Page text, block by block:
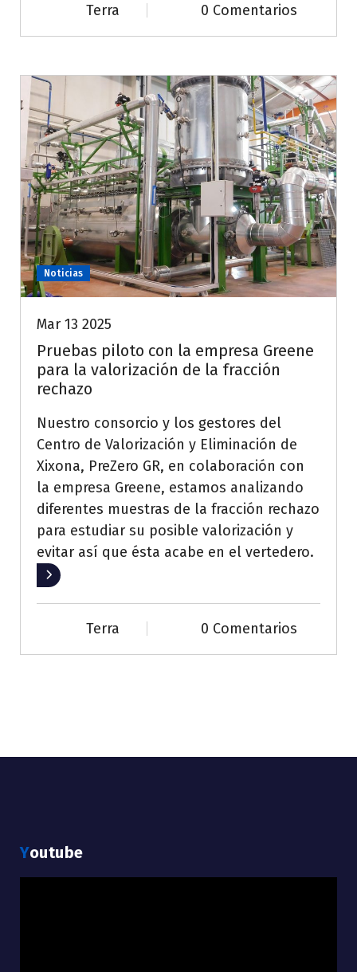
Terra 0 Comentarios
Noticias
Mar 13 2025
Pruebas piloto con la empresa Greene
para la valorización de la fracción
rechazo
Nuestro consorcio y los gestores del
Centro de Valorización y Eliminación de
Xixona, PreZero GR, en colaboración con
la empresa Greene, estamos analizando
diferentes muestras de la fracción rechazo
para estudiar su posible valorización y
evitar así que ésta acabe en el vertedero.
Leer más
Terra 0 Comentarios
Youtube